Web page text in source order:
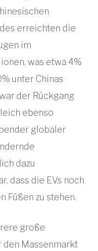
erreichten die
im
was etwa 4%
unter Chinas
der Rückgang
ebenso
globaler
dazu
dass die EVs noch
Füßen zu stehen.
große
Massenmarkt